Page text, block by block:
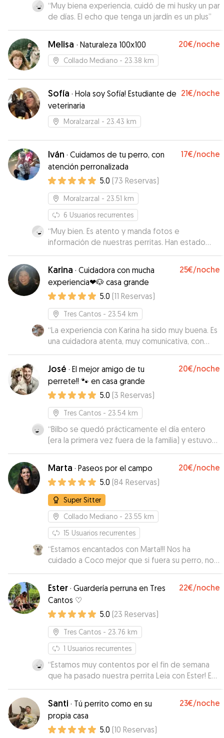
“Muy biena experiencia, cuidó de mi husky un par
de días. El echo que tenga un jardín es un plus”
Melisa · Naturaleza 100x100 20€/noche
Collado Mediano - 23.38 km
Sofía · Hola soy Sofía! Estudiante de
veterinaria
21€/noche
Moralzarzal - 23.43 km
Iván · Cuidamos de tu perro, con
atención perronalizada
17€/noche
5.0 (73 Reservas)
Moralzarzal - 23.51 km
6 Usuarios recurrentes
“Muy bien. Es atento y manda fotos e
información de nuestras perritas. Han estado
como en casa”
Karina · Cuidadora con mucha
experiencia❤🐶 casa grande
25€/noche
5.0 (11 Reservas)
Tres Cantos - 23.54 km
“La experiencia con Karina ha sido muy buena. Es
una cuidadora atenta, muy comunicativa, con
experiencia y cercanía. Vive en una bonita casa,
tiene espacio y le gustan los perros. Mi perra ha
regresado a casa muy feliz y contenta. Estoy
muy satisfecha de haberle dado a Sansa una muy
buena oportunidad de pasar unos días con una
buena familia y repetiré, siempre que la
necesite, porque creo que han sido unas
vacaciones para ella. Gracias Karina.”
José · El mejor amigo de tu
perrete!! 🐾 en casa grande
20€/noche
5.0 (3 Reservas)
Tres Cantos - 23.54 km
“Bilbo se quedó prácticamente el día entero
(era la primera vez fuera de la familia) y estuvo
contento y tranquilo. Repetiremos.”
Marta · Paseos por el campo 20€/noche
5.0 (84 Reservas)
Super Sitter
Collado Mediano - 23.55 km
15 Usuarios recurrentes
“Estamos encantados con Marta!!! Nos ha
cuidado a Coco mejor que si fuera su perro, nos
manda todos los días vídeos y fotos de lo que
hace Coco a diario y está pendiente en todo
momento de cualquier cosa relacionada con él y
su bienestar. Marta es una persona excepcional,
que está súper pendiente de todo y estamos
encantados con ella y toda su familia!!!!
Ester · Guardería perruna en Tres
Cantos ♡
22€/noche
5.0 (23 Reservas)
Tres Cantos - 23.76 km
1 Usuarios recurrentes
“Estamos muy contentos por el fin de semana
que ha pasado nuestra perrita Leia con Ester! Es
una cuidadora de 10, muy atenta y cercana.
Hemos estado continuamente informados, lo
que se agradece muchísimo después de haber
tenido malas experiencias en Tres Cantos. Ester
nos ha estado informando en todo momento
Santi · Tú perrito como en su
propia casa
23€/noche
5.0 (10 Reservas)